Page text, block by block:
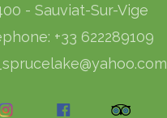
- Sauviat-Sur-Vige
+33 622289109